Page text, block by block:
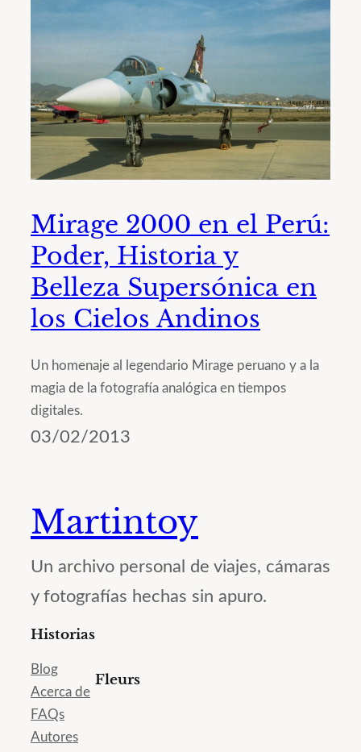
Mirage 2000 en el Perú:
Poder, Historia y
Belleza Supersónica en
los Cielos Andinos
Un homenaje al legendario Mirage peruano y a la
magia de la fotografía analógica en tiempos
digitales.
03/02/2013
Martintoy
Un archivo personal de viajes, cámaras
y fotografías hechas sin apuro.
Historias
Blog
Acerca de
FAQs
Autores
Fleurs